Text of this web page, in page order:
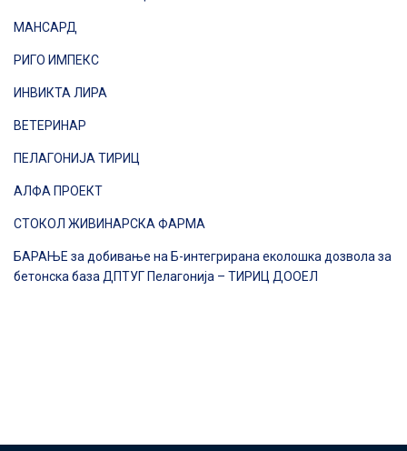
МАНСАРД
РИГО ИМПЕКС
ИНВИКТА ЛИРА
ВЕТЕРИНАР
ПЕЛАГОНИЈА ТИРИЦ
АЛФА ПРОЕКТ
СТОКОЛ ЖИВИНАРСКА ФАРМА
БАРАЊЕ за добивање на Б-интегрирана еколошка дозвола за
бетонска база ДПТУГ Пелагонија – ТИРИЦ ДООЕЛ